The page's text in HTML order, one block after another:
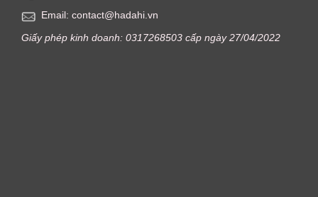
Email: contact@hadahi.vn
Giấy phép kinh doanh: 0317268503 cấp ngày 27/04/2022